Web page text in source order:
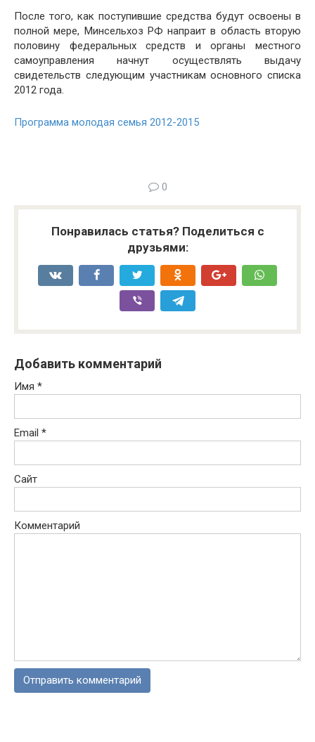
После того, как поступившие средства будут освоены в
полной мере, Минсельхоз РФ напраит в область вторую
половину федеральных средств и органы местного
самоуправления начнут осуществлять выдачу
свидетельств следующим участникам основного списка
2012 года.
Программа молодая семья 2012-2015
0
Понравилась статья? Поделиться с
друзьями:
Добавить комментарий
Имя *
Email *
Сайт
Комментарий